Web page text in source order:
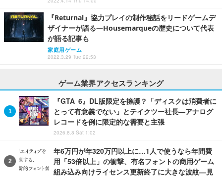
『Returnal』協力プレイの制作秘話をリードゲームデ
ザイナーが語る―Housemarqueの歴史について代表
が語る記事も
家庭用ゲーム
2022.3.29 Tue 22:53
ゲーム業界アクセスランキング
『GTA 6』DL版限定を擁護？「ディスクは消費者に
とって有意義でない」とテイクツー社長―アナログ
レコードを例に限定的な需要と主張
2026.8.8 Sat 1:02
年6万円が年320万円以上に…1人で使うなら年間費
用「53倍以上」の衝撃、有名フォントの商用ゲーム
組み込み向けライセンス更新終了に大きな波紋―見